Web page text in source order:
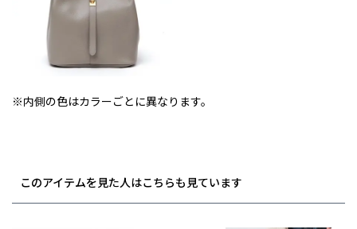
※内側の色はカラーごとに異なります。
このアイテムを見た人はこちらも見ています